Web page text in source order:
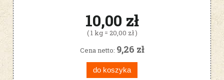
10,00 zł
( 1 kg = 20,00 zł )
Cena netto: 9,26 zł
do koszyka